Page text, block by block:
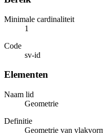
Minimale cardinaliteit
1
Code
sv-id
Elementen
Naam lid
Geometrie
Definitie
Geometrie van